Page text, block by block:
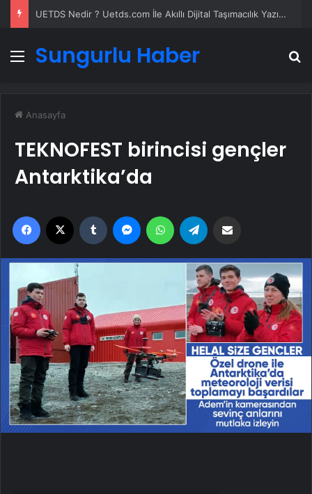
UETDS Nedir ? Uetds.com İle Akıllı Dijital Taşımacılık Yazılımı
Menü
Sungurlu Haber
Anasayfa
TEKNOFEST birincisi gençler
Antarktika’da
Facebook Tumblr MessengerWhatsApp